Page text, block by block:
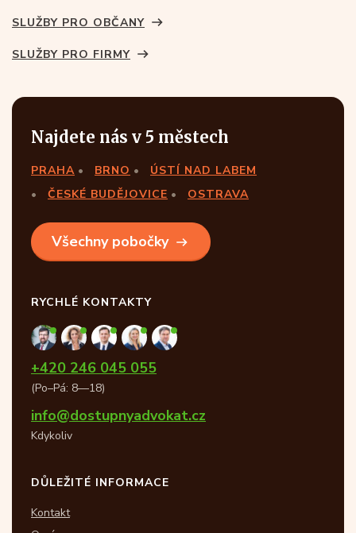
SLUŽBY PRO OBČANY
SLUŽBY PRO FIRMY
Najdete nás v 5 městech
PRAHA BRNO
ÚSTÍ NAD LABEM
ČESKÉ BUDĚJOVICE
OSTRAVA
Všechny pobočky
RYCHLÉ KONTAKTY
+420 246 045 055
(Po–Pá: 8—18)
info@dostupnyadvokat.cz
Kdykoliv
DŮLEŽITÉ INFORMACE
Kontakt